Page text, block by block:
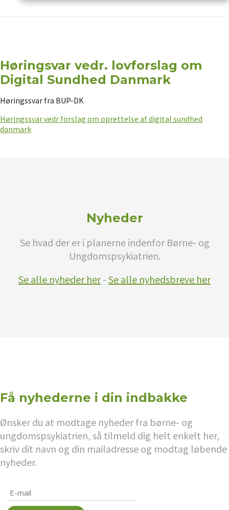
Høringsvar vedr. lovforslag om
Digital Sundhed Danmark
Høringssvar fra BUP-DK
Høringssvar vedr forslag om oprettelse af digital sundhed
danmark
Nyheder
Se hvad der er i planerne indenfor Børne- og
Ungdomspsykiatrien.
Se alle nyheder her- Se alle nyhedsbreve her
Få nyhederne i din indbakke
Ønsker du at modtage nyheder fra børne- og
ungdomspsykiatrien, så tilmeld dig helt enkelt her,
skriv dit navn og din mailadresse og modtag løbende
nyheder.